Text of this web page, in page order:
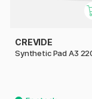
CREVIDE
Synthetic Pad A3